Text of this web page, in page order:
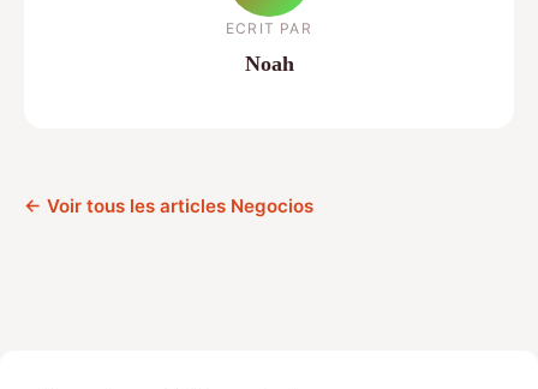
ECRIT PAR
Noah
← Voir tous les articles Negocios